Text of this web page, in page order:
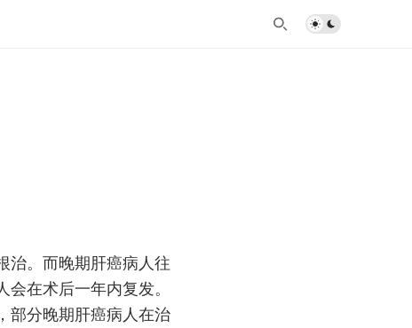
治。而晚期肝癌病人往
在术后一年内复发。
部分晚期肝癌病人在治